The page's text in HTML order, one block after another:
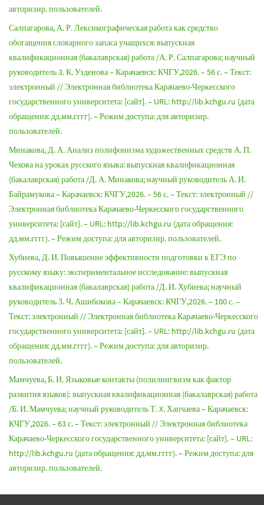
авторизир. пользователей.
Салпагарова, А. Р. Лексикографическая работа как средство
обогащения словарного запаса учащихся: выпускная
квалификационная (бакалаврская) работа /А. Р. Салпагарова; научный
руководитель 3. К. Узденова – Карачаевск: КЧГУ,2026. – 56 с. – Текст:
электронный // Электронная библиотека Карачаево-Черкесского
государственного университета: [сайт]. – URL: http://lib.kchgu.ru (дата
обращения: дд.мм.гггг). – Режим доступа: для авторизир.
пользователей.
Минакова, Д. А. Анализ полифонизма художественных средств А. П.
Чехова на уроках русского языка: выпускная квалификационная
(бакалаврская) работа /Д. А. Минакова; научный руководитель А. И.
Байрамукова – Карачаевск: КЧГУ,2026. – 56 с. – Текст: электронный //
Электронная библиотека Карачаево-Черкесского государственного
университета: [сайт]. – URL: http://lib.kchgu.ru (дата обращения:
дд.мм.гггг). – Режим доступа: для авторизир. пользователей.
Хубиева, Д. И. Повышение эффективности подготовки к ЕГЭ по
русскому языку: экспериментальное исследование: выпускная
квалификационная (бакалаврская) работа /Д. И. Хубиева; научный
руководитель З. Ч. Ашибокова – Карачаевск: КЧГУ,2026. – 100 с. –
Текст: электронный // Электронная библиотека Карачаево-Черкесского
государственного университета: [сайт]. – URL: http://lib.kchgu.ru (дата
обращения: дд.мм.гггг). – Режим доступа: для авторизир.
пользователей.
Мамчуева, Б. И. Языковые контакты (полилингвизм как фактор
развития языков): выпускная квалификационная (бакалаврская) работа
/Б. И. Мамчуева; научный руководитель Т. X. Хапчаева – Карачаевск:
КЧГУ,2026. – 63 с. – Текст: электронный // Электронная библиотека
Карачаево-Черкесского государственного университета: [сайт]. – URL:
http://lib.kchgu.ru (дата обращения: дд.мм.гггг). – Режим доступа: для
авторизир. пользователей.